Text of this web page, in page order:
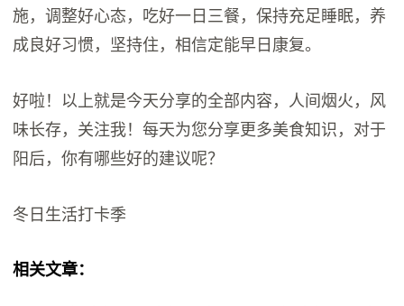
施，调整好心态，吃好一日三餐，保持充足睡眠，养
成良好习惯，坚持住，相信定能早日康复。
好啦！以上就是今天分享的全部内容，人间烟火，风
味长存，关注我！每天为您分享更多美食知识，对于
阳后，你有哪些好的建议呢？
冬日生活打卡季
相关文章：